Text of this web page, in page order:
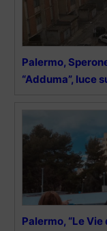
Palermo,
“Adduma”, luce
Palermo, “Le Vie